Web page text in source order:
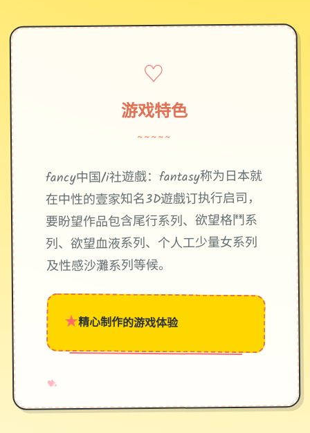
♡
游戏特色
~~~~~
fancy中国/i社遊戲：fantasy称为日本就
在中性的壹家知名3D遊戲订执行启司，
要盼望作品包含尾行系列、欲望格鬥系
列、欲望血液系列、个人工少量女系列
及性感沙灘系列等候。
★精心制作的游戏体验
♥
✧
→